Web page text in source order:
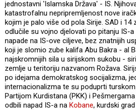
jednostavni 'Islamska Država' - IS.
katastrofalnu nepripremljenost nove
kojim je palo više od pola Sirije. SAD i 14
odlučile su vojno djelovati po pitanju IS-
napade na IS-ove ciljeve, bez znatnijih
koji je slomio zube kalifa Abu Bakra - al
najskromnijih sila u sirijskom sukobu -
zemlje u teritoriju nazvanom Rožava.
po idejama demokratskog socijalizma,
internacionalizma te su poduprti
Partijom Kurdistana (PKK) i
odbili napad IS-a na Kobane, kurdski